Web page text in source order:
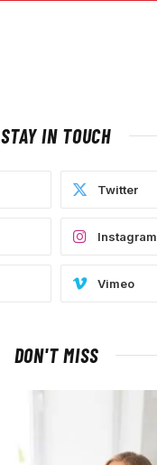
STAY IN TOUCH
Twitter
Instagram
Vimeo
DON'T MISS